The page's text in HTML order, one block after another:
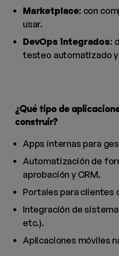
Marketplace: con
usar.
DevOps integrados:
testeo automatizado
¿Qué tipo de
construir?
Apps internas para
Automatización de
aprobación y CRM.
Portales para clientes
Integración de
etc.).
Aplicaciones móviles